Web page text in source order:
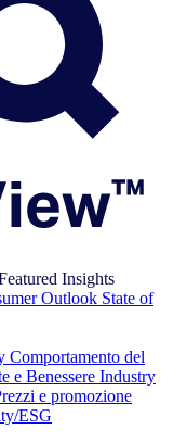
Insights
Outlook State of
Comportamento del
e Benessere Industry
e promozione
ESG